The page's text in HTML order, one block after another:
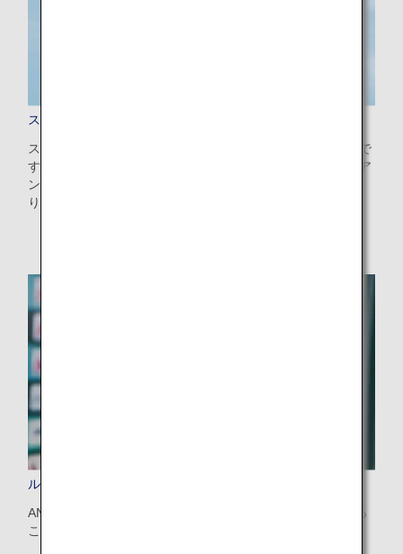
スター アライアンス ネットワーク
スター アライアンスは、世界最大の航空会社ネットワークで
す。ANAマイレージクラブ会員のお客様は、スター アライア
ンス加盟航空会社運航便のご利用に際し、マイルを貯めた
り、特典やサービスにお使いいただけたりします。
ルートマップ
ANAの運航スケジュールや就航都市をオンラインで検索する
ことができます。